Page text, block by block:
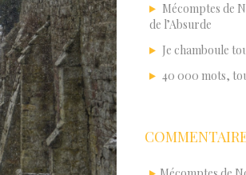
Mécomptes de
de l’Absurde
Je chamboule
40 000 mots,